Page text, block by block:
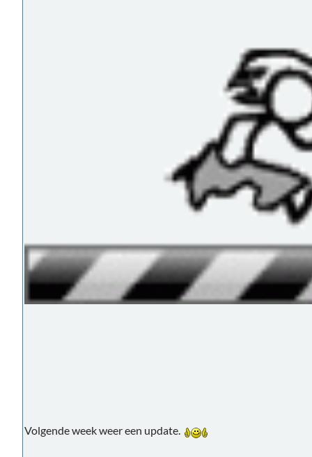
Volgende week weer een update.